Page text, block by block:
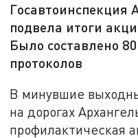
Госавтоинспекция
подвела итоги
Было составлено
протоколов
В минувшие
на дорогах
профилактическая